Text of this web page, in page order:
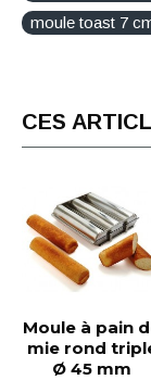
moule toast 7
CES
Moule à pain
mie rond
Ø 45 mm